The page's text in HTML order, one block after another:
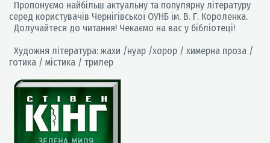
Пропонуємо найбільш актуальну та популярну літературу
серед користувачів Чернігівської ОУНБ ім. В. Г. Короленка.
Долучайтеся до читання! Чекаємо на вас у бібліотеці!
Художня література: жахи /нуар /хорор / химерна проза /
готика / містика / трилер